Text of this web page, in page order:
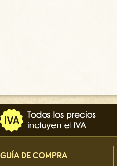
GUÍA DE COMPRA